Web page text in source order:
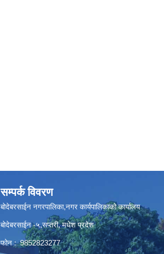
सम्पर्क विवरण
बोदेबरसाईन नगरपालिका,नगर कार्यपालिकाको कार्यालय
बोदेबरसाईन -५,सप्तरी, मधेश प्रदेश
फोन : 9852823277